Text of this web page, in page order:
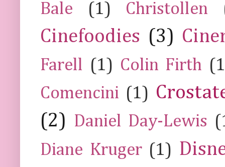
Bale
(1) Christollen
Cinefoodies (3)
Farell (1) Colin Firth
Comencini (1)
(2) Daniel Day-Lewis
Diane Kruger (1)